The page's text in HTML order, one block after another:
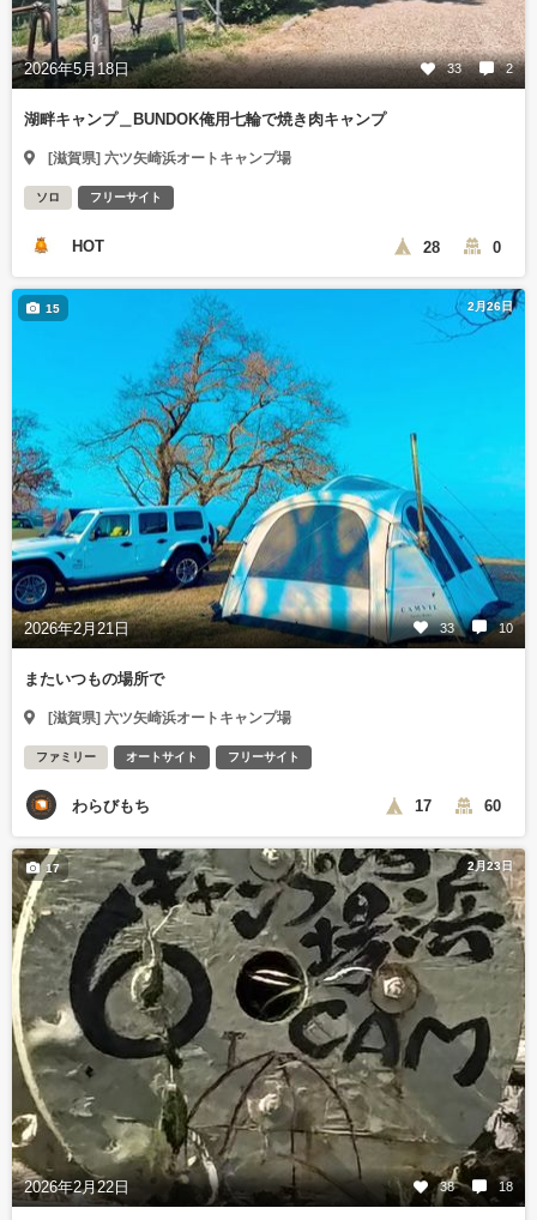
2026年5月18日 33 2
湖畔キャンプ＿BUNDOK俺用七輪で焼き肉キャンプ
[滋賀県] 六ツ矢崎浜オートキャンプ場
ソロ フリーサイト
HOT 28 0
2月26日
2026年2月21日 33 10
15
またいつもの場所で
[滋賀県] 六ツ矢崎浜オートキャンプ場
ファミリー オートサイト フリーサイト
わらびもち 17 60
2月23日
2026年2月22日 38 18
17